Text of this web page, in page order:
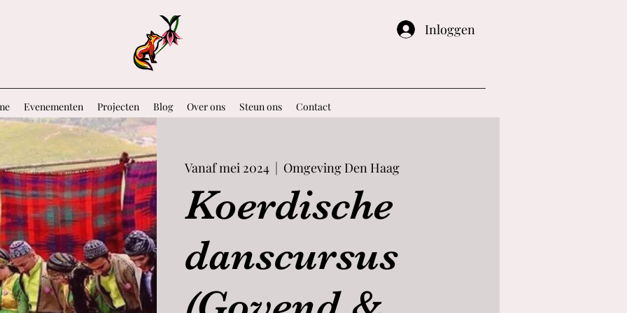
Inloggen
Evenementen Projecten Blog Over ons Steun ons Contact
Vanaf mei 2024
  |
Omgeving Den Haag
Koerdische
danscursus